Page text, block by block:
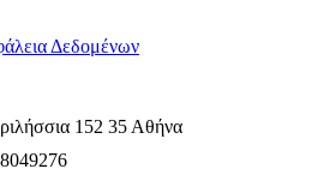
Δεδομένων
152 35 Αθήνα